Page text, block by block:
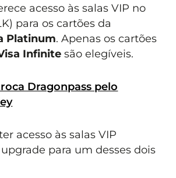
acesso às salas VIP no
para os cartões da
Platinum. Apenas os cartões
Infinite são elegíveis.
Dragonpass pelo
acesso às salas VIP
para um desses dois